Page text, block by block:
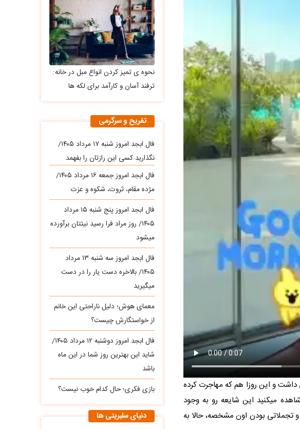
و این روزا هم که مهاجرت کرده
میکنید این شایعه رو به وجود
تجملاتی بودن اون مشخصه، حالا به
نحوه ی تمیز کردن انواع مبل در خانه:
ترفند آسان و کارآمد برای لکه ها
تفریح و سرگرمی
فال ابجد امروز شنبه ۱۷ مرداد ۱۴۰۵/
نگذارید کسی این رازتان را بفهمد
فال ابجد امروز جمعه ۱۶ مرداد ۱۴۰۵/
مژده مقام، ثروت، شکوه و عزت
فال ابجد امروز پنج شنبه ۱۵ مرداد
۱۴۰۵/ روز مراد فرا رسید نیتتان برآورده
میشود
فال ابجد امروز سه‌ شنبه ۱۳ مرداد
۱۴۰۵/ بالاخره دست یار را در دست
میگیرید
معمای هوش؛ دلیل ناراحتی این خانم
از خواستگارش چیست؟
فال ابجد امروز دوشنبه ۱۲ مرداد ۱۴۰۵/
شاید این بهترین روز شما در این ماه
باشد
بازی فکری؛ حال کدام خوب نیست؟
دنیای سلبریتی ها